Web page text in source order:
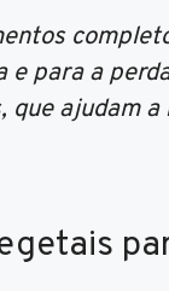
e para a
que ajudam